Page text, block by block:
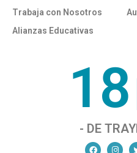
Trabaja con Nosotros
Alianzas Educativas
18
- DE